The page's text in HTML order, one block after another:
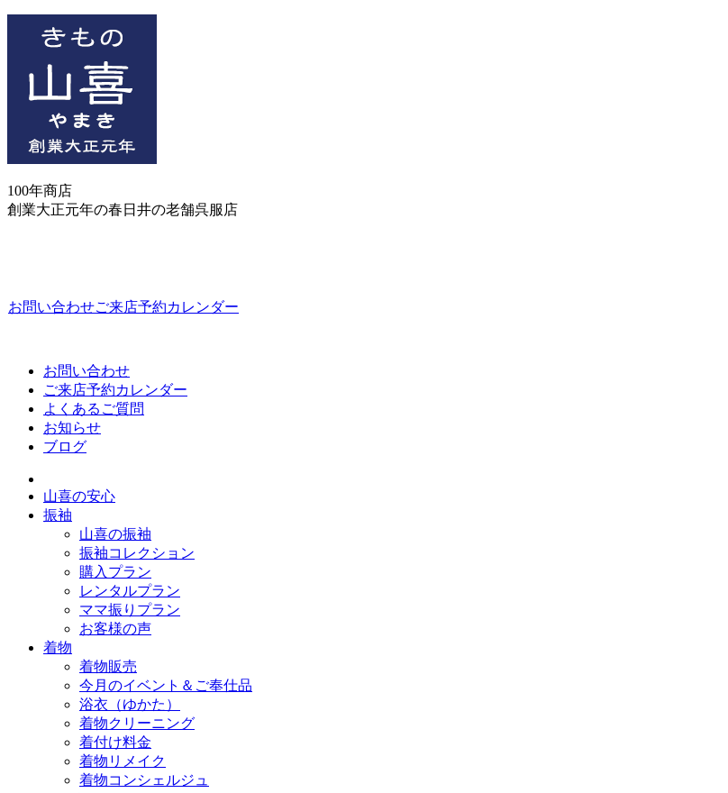
100年商店
創業大正元年の春日井の老舗呉服店
お問い合わせご来店予約カレンダー
お問い合わせ
ご来店予約カレンダー
よくあるご質問
お知らせ
ブログ
山喜の安心
振袖
山喜の振袖
振袖コレクション
購入プラン
レンタルプラン
ママ振りプラン
お客様の声
着物
着物販売
今月のイベント＆ご奉仕品
浴衣（ゆかた）
着物クリーニング
着付け料金
着物リメイク
着物コンシェルジュ